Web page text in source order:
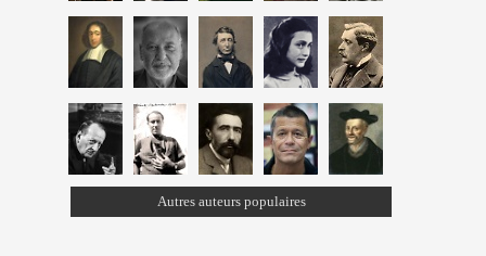
Autres auteurs populaires